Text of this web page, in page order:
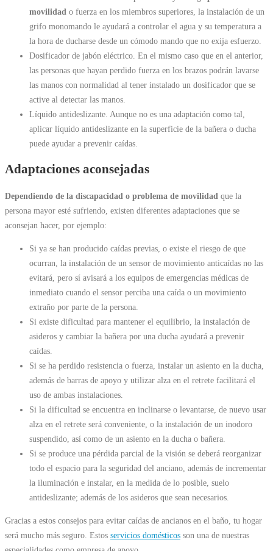
movilidad o fuerza en los miembros superiores, la instalación de un
grifo monomando le ayudará a controlar el agua y su temperatura a
la hora de ducharse desde un cómodo mando que no exija esfuerzo.
Dosificador de jabón eléctrico. En el mismo caso que en el anterior,
las personas que hayan perdido fuerza en los brazos podrán lavarse
las manos con normalidad al tener instalado un dosificador que se
active al detectar las manos.
Líquido antideslizante. Aunque no es una adaptación como tal,
aplicar líquido antideslizante en la superficie de la bañera o ducha
puede ayudar a prevenir caídas.
Adaptaciones aconsejadas
Dependiendo de la discapacidad o problema de movilidad que la
persona mayor esté sufriendo, existen diferentes adaptaciones que se
aconsejan hacer, por ejemplo:
Si ya se han producido caídas previas, o existe el riesgo de que
ocurran, la instalación de un sensor de movimiento anticaídas no las
evitará, pero sí avisará a los equipos de emergencias médicas de
inmediato cuando el sensor perciba una caída o un movimiento
extraño por parte de la persona.
Si existe dificultad para mantener el equilibrio, la instalación de
asideros y cambiar la bañera por una ducha ayudará a prevenir
caídas.
Si se ha perdido resistencia o fuerza, instalar un asiento en la ducha,
además de barras de apoyo y utilizar alza en el retrete facilitará el
uso de ambas instalaciones.
Si la dificultad se encuentra en inclinarse o levantarse, de nuevo usar
alza en el retrete será conveniente, o la instalación de un inodoro
suspendido, así como de un asiento en la ducha o bañera.
Si se produce una pérdida parcial de la visión se deberá reorganizar
todo el espacio para la seguridad del anciano, además de incrementar
la iluminación e instalar, en la medida de lo posible, suelo
antideslizante; además de los asideros que sean necesarios.
Gracias a estos consejos para evitar caídas de ancianos en el baño, tu hogar
será mucho más seguro. Estos servicios domésticos son una de nuestras